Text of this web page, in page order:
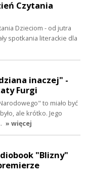
Czytania
Dzieciom - od jutra
spotkania literackie dla
inaczej" -
Furgi
to miało być
ale krótko. Jego
» więcej
"Blizny"